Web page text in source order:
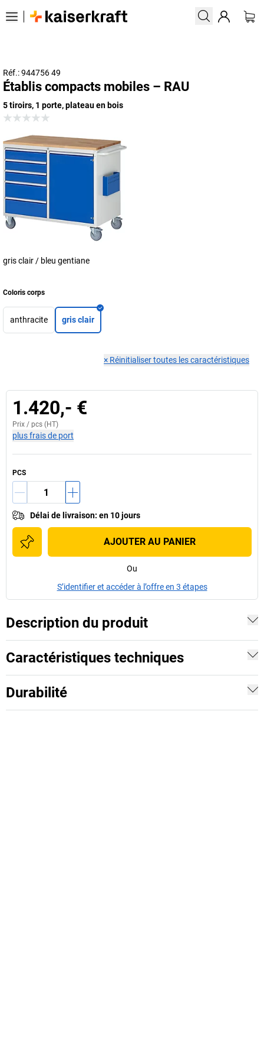
Réf.: 944756 49
Établis compacts mobiles – RAU
5 tiroirs, 1 porte, plateau en bois
gris clair / bleu gentiane
Coloris corps
anthracite gris clair
× Réinitialiser toutes les caractéristiques
1.420,- €
Prix / pcs (HT)
plus frais de port
PCS
Délai de livraison: en 10 jours
AJOUTER AU PANIER
Ou
S’identifier et accéder à l’offre en 3 étapes
Description du produit
Caractéristiques techniques
Durabilité